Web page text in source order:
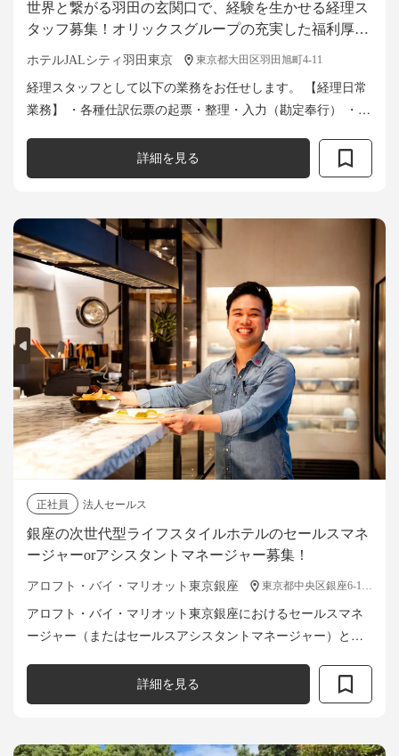
世界と繋がる羽田の玄関口で、経験を生かせる経理ス
タッフ募集！オリックスグループの充実した福利厚生
ホテルJALシティ羽田東京 東京都大田区羽田旭町4-11
経理スタッフとして以下の業務をお任せします。 【経理日常
業務】 ・各種仕訳伝票の起票・整理・入力（勘定奉行） ・小
詳細を見る
正社員
法人セールス
銀座の次世代型ライフスタイルホテルのセールスマネ
ージャーorアシスタントマネージャー募集！
アロフト・バイ・マリオット東京銀座
アロフト・バイ・マリオット東京銀座におけるセールスマネ
ージャー（またはセールスアシスタントマネージャー）とし
ます。主に国内外の企業や旅行代理店への...
詳細を見る